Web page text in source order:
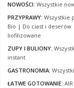
NOWOŚCI: Wszystkie
PRZYPRAWY: Wszystkie
Bio | Do ciast i deserów
liofilizowane
ZUPY I BULIONY:
instant
GASTRONOMIA:
ŁATWE GOTOWANIE: